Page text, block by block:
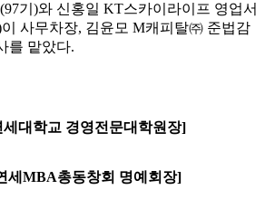
기)와 신홍일 KT스카이라이프 영업서
사무차장, 김윤모 M캐피탈㈜ 준법감
를 맡았다.
세대학교 경영전문대학원장]
세MBA총동창회 명예회장]